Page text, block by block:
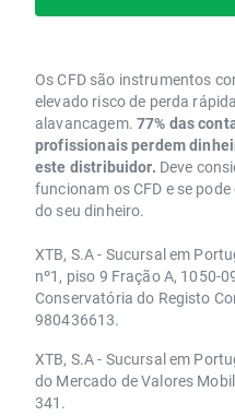
Os CFD são instrumentos
elevado risco de perda
alavancagem. 77% das
profissionais perdem
este distribuidor. Deve
funcionam os CFD e se
do seu dinheiro.
XTB, S.A - Sucursal em
nº1, piso 9 Fração A, 1050-
Conservatória do Registo
980436613.
XTB, S.A - Sucursal em
do Mercado de Valores
341.